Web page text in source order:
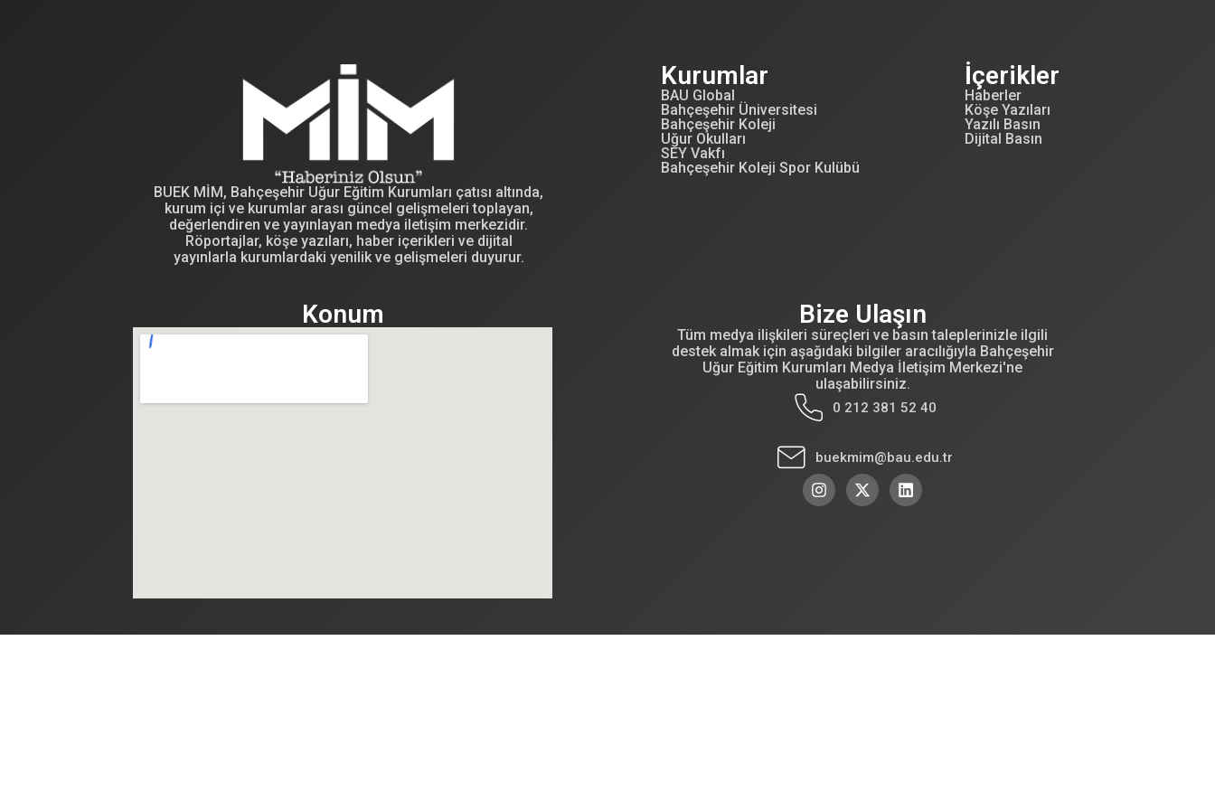
BUEK MİM, Bahçeşehir Uğur Eğitim Kurumları çatısı altında,
kurum içi ve kurumlar arası güncel gelişmeleri toplayan,
değerlendiren ve yayınlayan medya iletişim merkezidir.
Röportajlar, köşe yazıları, haber içerikleri ve dijital
yayınlarla kurumlardaki yenilik ve gelişmeleri duyurur.
Kurumlar
BAU Global
Bahçeşehir Üniversitesi
Bahçeşehir Koleji
Uğur Okulları
SEY Vakfı
Bahçeşehir Koleji Spor Kulübü
İçerikler
Haberler
Köşe Yazıları
Yazılı Basın
Dijital Basın
Konum Bize Ulaşın
Tüm medya ilişkileri süreçleri ve basın taleplerinizle ilgili
destek almak için aşağıdaki bilgiler aracılığıyla Bahçeşehir
Uğur Eğitim Kurumları Medya İletişim Merkezi'ne
ulaşabilirsiniz.
0 212 381 52 40
buekmim@bau.edu.tr